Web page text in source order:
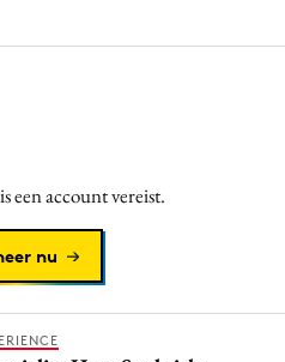
een account vereist.
nu